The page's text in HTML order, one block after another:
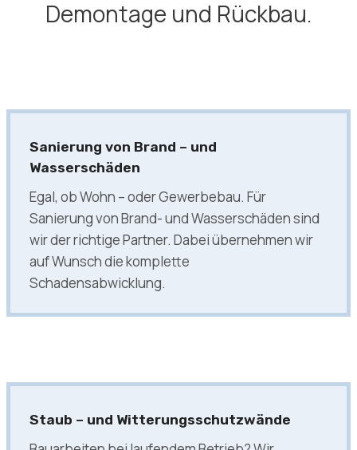
Demontage und Rückbau.
Sanierung von Brand – und
Wasserschäden
Egal, ob Wohn – oder Gewerbebau. Für
Sanierung von Brand- und Wasserschäden sind
wir der richtige Partner. Dabei übernehmen wir
auf Wunsch die komplette
Schadensabwicklung.
Staub – und Witterungsschutzwände